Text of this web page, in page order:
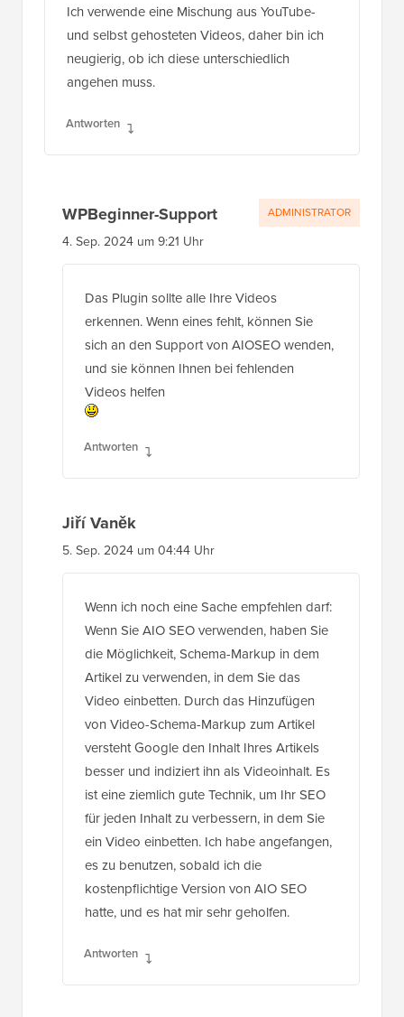
Ich verwende eine Mischung aus YouTube-
und selbst gehosteten Videos, daher bin ich
neugierig, ob ich diese unterschiedlich
angehen muss.
Antworten
WPBeginner-Support
4. Sep. 2024 um 9:21 Uhr
Das Plugin sollte alle Ihre Videos
erkennen. Wenn eines fehlt, können Sie
sich an den Support von AIOSEO wenden,
und sie können Ihnen bei fehlenden
Videos helfen
Antworten
ADMINISTRATOR
Jiří Vaněk
5. Sep. 2024 um 04:44 Uhr
Wenn ich noch eine Sache empfehlen darf:
Wenn Sie AIO SEO verwenden, haben Sie
die Möglichkeit, Schema-Markup in dem
Artikel zu verwenden, in dem Sie das
Video einbetten. Durch das Hinzufügen
von Video-Schema-Markup zum Artikel
versteht Google den Inhalt Ihres Artikels
besser und indiziert ihn als Videoinhalt. Es
ist eine ziemlich gute Technik, um Ihr SEO
für jeden Inhalt zu verbessern, in dem Sie
ein Video einbetten. Ich habe angefangen,
es zu benutzen, sobald ich die
kostenpflichtige Version von AIO SEO
hatte, und es hat mir sehr geholfen.
Antworten